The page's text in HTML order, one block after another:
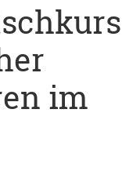
im